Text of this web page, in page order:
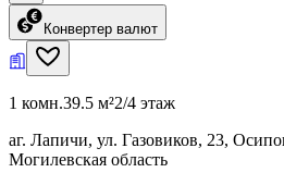
Конвертер валют
1 комн.39.5 м²2/4 этаж
аг. Лапичи, ул. Газовиков, 23,
Могилевская область